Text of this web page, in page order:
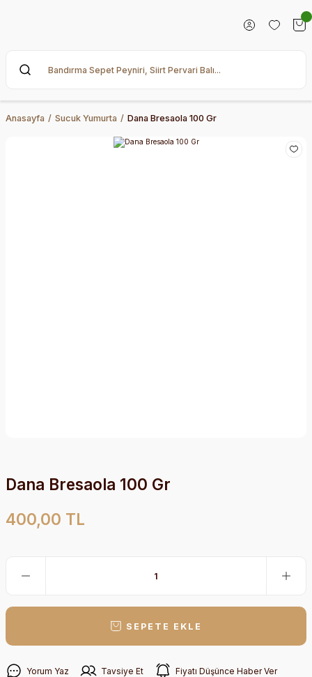
Anasayfa Sucuk Yumurta Dana Bresaola 100 Gr
Dana Bresaola 100 Gr
400,00 TL
SEPETE EKLE
Yorum Yaz Tavsiye Et Fiyatı Düşünce Haber Ver